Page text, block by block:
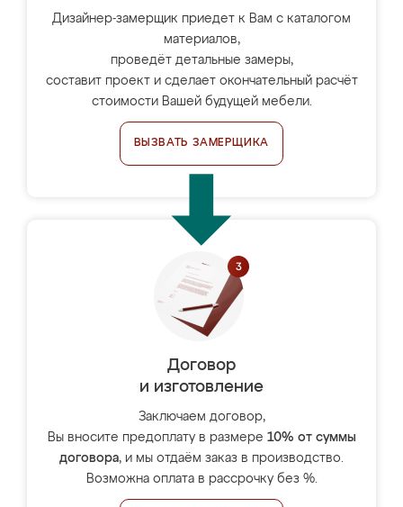
Дизайнер-замерщик приедет к Вам с каталогом
материалов,
проведёт детальные замеры,
составит проект и сделает окончательный расчёт
стоимости Вашей будущей мебели.
ВЫЗВАТЬ ЗАМЕРЩИКА
Договор
и изготовление
Заключаем договор,
Вы вносите предоплату в размере 10% от суммы
договора, и мы отдаём заказ в производство.
Возможна оплата в рассрочку без %.